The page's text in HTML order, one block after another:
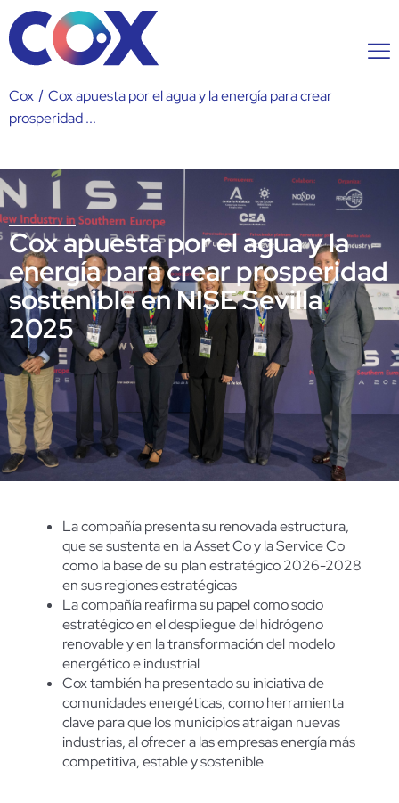
Cox / Cox apuesta por el agua y la energía para crear
prosperidad ...
Cox apuesta por el agua y la
energía para crear prosperidad
sostenible en NISE Sevilla
2025
La compañía presenta su renovada estructura,
que se sustenta en la Asset Co y la Service Co
como la base de su plan estratégico 2026-2028
en sus regiones estratégicas
La compañía reafirma su papel como socio
estratégico en el despliegue del hidrógeno
renovable y en la transformación del modelo
energético e industrial
Coxtambién ha presentado su iniciativa de
comunidades energéticas, como herramienta
clave para que los municipios atraigan nuevas
industrias, al ofrecer a las empresas energía más
competitiva, estable y sostenible